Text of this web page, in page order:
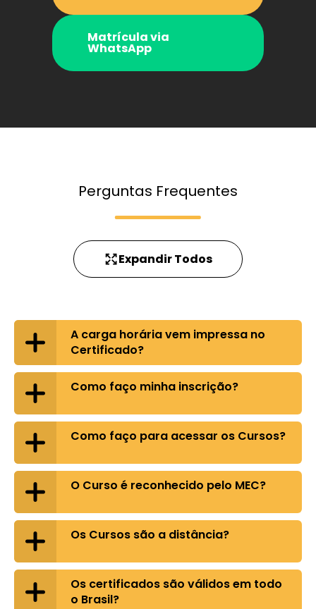
Matrícula via
WhatsApp
Perguntas Frequentes
Expandir Todos
A carga horária vem impressa no
Certificado?
Como faço minha inscrição?
Como faço para acessar os Cursos?
O Curso é reconhecido pelo MEC?
Os Cursos são a distância?
Os certificados são válidos em todo
o Brasil?